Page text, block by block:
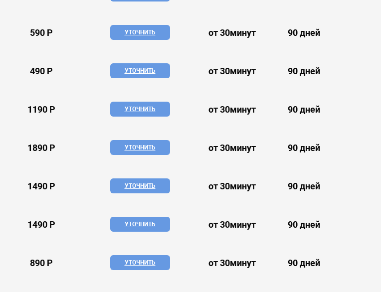
590 Р УТОЧНИТЬ от 30минут 90 дней
490 Р УТОЧНИТЬ от 30минут 90 дней
1190 Р УТОЧНИТЬ от 30минут 90 дней
1890 Р УТОЧНИТЬ от 30минут 90 дней
1490 Р УТОЧНИТЬ от 30минут 90 дней
1490 Р УТОЧНИТЬ от 30минут 90 дней
890 Р УТОЧНИТЬ от 30минут 90 дней